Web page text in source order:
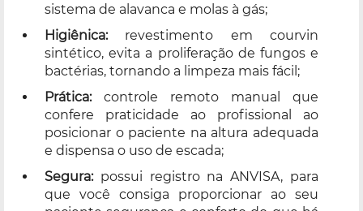
sistema de alavanca e molas à gás;
Higiênica: revestimento em courvin
sintético, evita a proliferação de fungos e
bactérias, tornando a limpeza mais fácil;
Prática:controle remoto manual que
confere praticidade ao profissional ao
posicionar o paciente na altura adequada
e dispensa o uso de escada;
Segura: possui registro na ANVISA, para
que você consiga proporcionar ao seu